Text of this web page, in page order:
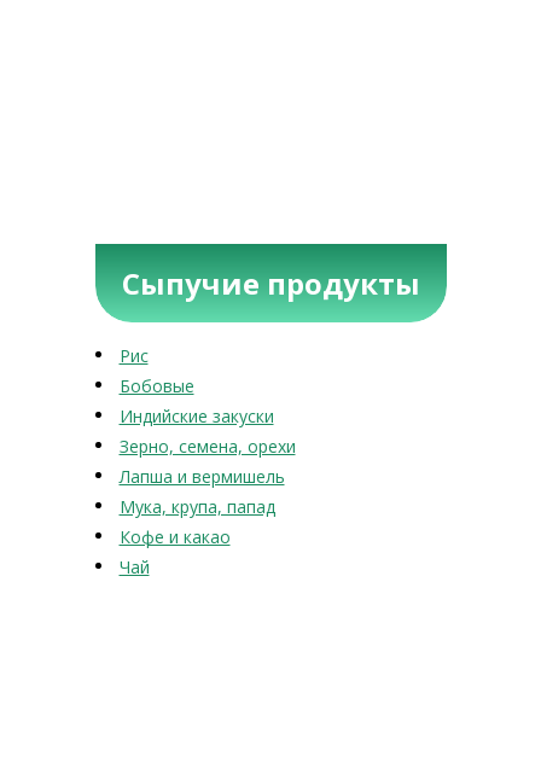
Сыпучие продукты
Рис
Бобовые
Индийские закуски
Зерно, семена, орехи
Лапша и вермишель
Мука, крупа, папад
Кофе и какао
Чай